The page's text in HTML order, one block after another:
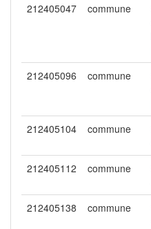
212405047 commune
212405096 commune
212405104 commune
212405112 commune
212405138 commune